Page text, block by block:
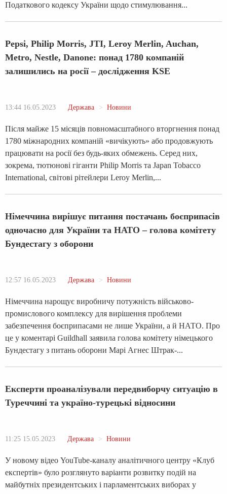
Податкового кодексу України щодо стимулювання...
Pepsi, Philip Morris, JTI, Leroy Merlin, Auchan,
Metro, Nestle, Danone: понад 1780 компаній
залишились на росії – дослідження KSE
13:44 16.05.2023 Держава Новини
Після майже 15 місяців повномасштабного вторгнення понад
1780 міжнародних компаній «вичікують» або продовжують
працювати на росії без будь-яких обмежень. Серед них,
зокрема, тютюнові гіганти Philip Morris та Japan Tobacco
International, світові рітейлери Leroy Merlin,...
Німеччина вирішує питання постачань боєприпасів
одночасно для України та НАТО – голова комітету
Бундестагу з оборони
12:57 16.05.2023 Держава Новини
Німеччина нарощує виробничу потужність військово-
промислового комплексу для вирішення проблеми
забезпечення боєприпасами не лише України, а й НАТО. Про
це у коментарі Guildhall заявила голова комітету німецького
Бундестагу з питань оборони Марі Агнес Штрак-...
Експерти проаналізували передвиборчу ситуацію в
Туреччині та україно-турецькі відносини
11:25 15.05.2023 Держава Новини
У новому відео YouTube-каналу аналітичного центру «Клуб
експертів» було розглянуто варіанти розвитку подій на
майбутніх президентських і парламентських виборах у